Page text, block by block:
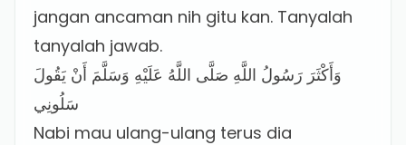
jangan ancaman nih gitu kan. Tanyalah
tanyalah jawab.
وَأَكْثَرَ رَسُولُ اللَّهِ صَلَّى اللَّهُ عَلَيْهِ وَسَلَّمَ أَنْ يَقُولَ
سَلُونِي
Nabi mau ulang-ulang terus dia